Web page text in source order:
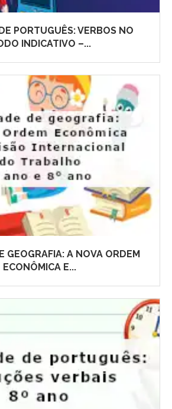
PORTUGUÊS: VERBOS NO
INDICATIVO –...
GEOGRAFIA: A NOVA ORDEM
ECONÔMICA E...